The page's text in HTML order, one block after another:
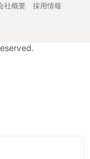
社概要
採用情報